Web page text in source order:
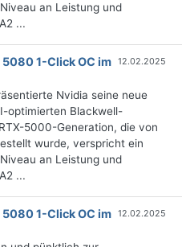
an Leistung und
...
5080 1-Click OC im 12.02.2025
Nvidia seine neue
optimierten Blackwell-
5000-Generation, die von
wurde, verspricht ein
an Leistung und
...
5080 1-Click OC im 12.02.2025